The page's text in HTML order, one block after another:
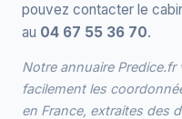
pouvez contacter le
au 04 67 55 36 70.
Notre annuaire
facilement les
en France, extraites des